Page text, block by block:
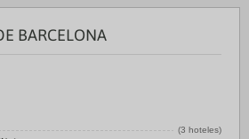
BARCELONA
(3 hoteles)